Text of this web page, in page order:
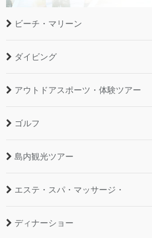
ビーチ・マリーン
ダイビング
アウトドアスポーツ・体験ツアー
ゴルフ
島内観光ツアー
エステ・スパ・マッサージ・
ディナーショー